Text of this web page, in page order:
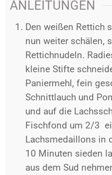
ANLEITUNGEN
Den weißen Rettich
nun weiter schälen,
Rettichnudeln.
kleine Stifte
Paniermehl, fein
Schnittlauch und
und auf die
Fischfond um 2/3
Lachsmedaillons in
10 Minuten sieden
aus dem Sud